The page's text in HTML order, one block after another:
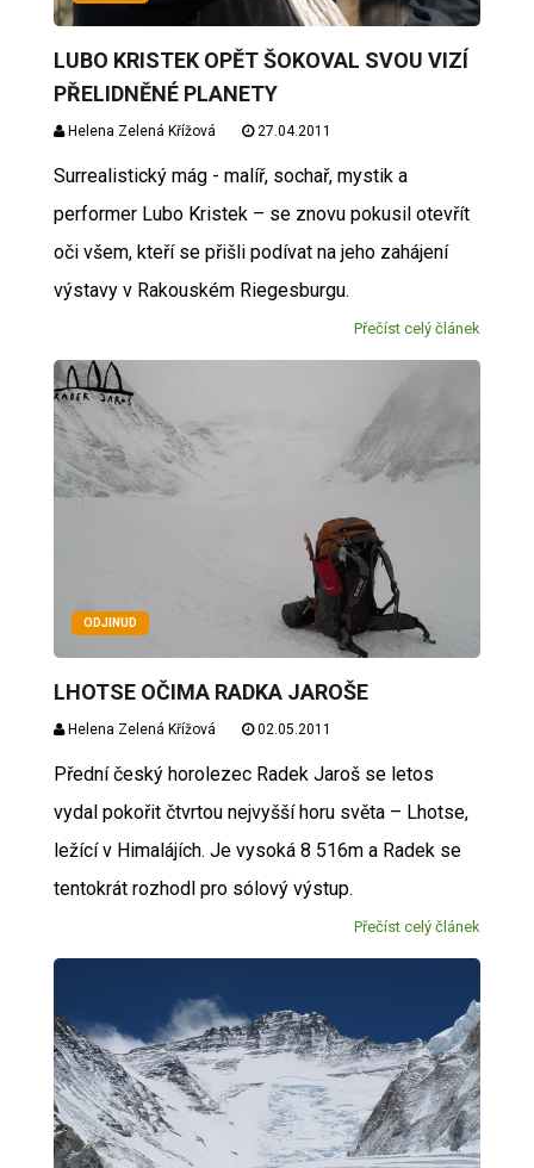
LUBO KRISTEK OPĚT ŠOKOVAL SVOU VIZÍ
PŘELIDNĚNÉ PLANETY
Helena Zelená Křížová 27.04.2011
Surrealistický mág - malíř, sochař, mystik a
performer Lubo Kristek – se znovu pokusil otevřít
oči všem, kteří se přišli podívat na jeho zahájení
výstavy v Rakouském Riegesburgu.
Přečíst celý článek
ODJINUD
LHOTSE OČIMA RADKA JAROŠE
Helena Zelená Křížová 02.05.2011
Přední český horolezec Radek Jaroš se letos
vydal pokořit čtvrtou nejvyšší horu světa – Lhotse,
ležící v Himalájích. Je vysoká 8 516m a Radek se
tentokrát rozhodl pro sólový výstup.
Přečíst celý článek